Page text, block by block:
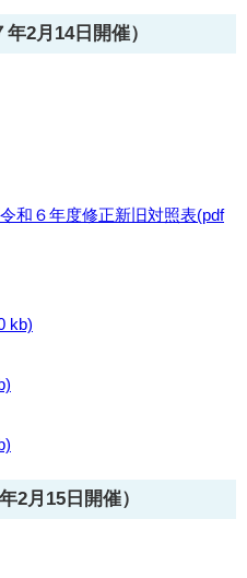
2月14日開催）
和６年度修正新旧対照表(pdf
kb)
2月15日開催）